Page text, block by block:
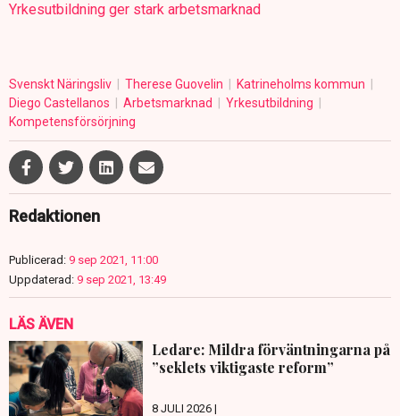
Yrkesutbildning ger stark arbetsmarknad
Svenskt Näringsliv Therese Guovelin
Katrineholms kommun
Diego Castellanos
Arbetsmarknad
Yrkesutbildning
Kompetensförsörjning
Redaktionen
Publicerad: 9 sep 2021, 11:00
Uppdaterad: 9 sep 2021, 13:49
LÄS ÄVEN
Ledare: Mildra förväntningarna på
”seklets viktigaste reform”
8 JULI 2026 |